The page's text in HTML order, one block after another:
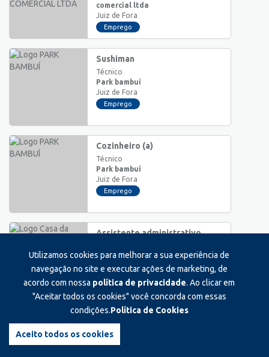
comercial ltda
Juiz de Fora
Emprego
Sushiman
Técnico
Park bambuí
Juiz de Fora
Emprego
Cozinheiro (a)
Técnico
Park bambuí
Juiz de Fora
Emprego
Assistente administrativo
Casa da gráfica
Juiz de Fora
Emprego
comerciais
Utilizamos cookies para melhorar a sua experiência de
navegação no site e executar ações de marketing, de
acordo com nossa política de privacidade. Ao clicar em
"Aceitar todos os cookies" você concorda com essas
condições.Política de Cookies
Aceito todos os cookies